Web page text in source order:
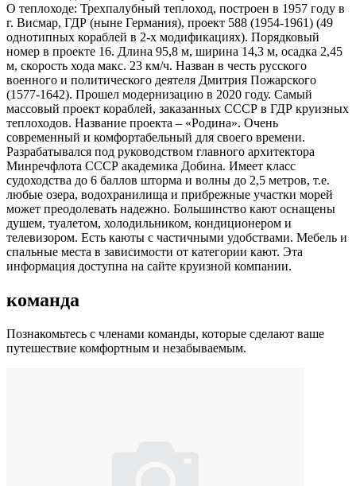
О теплоходе: Трехпалубный теплоход, построен в 1957 году в
г. Висмар, ГДР (ныне Германия), проект 588 (1954-1961) (49
однотипных кораблей в 2-х модификациях). Порядковый
номер в проекте 16. Длина 95,8 м, ширина 14,3 м, осадка 2,45
м, скорость хода макс. 23 км/ч. Назван в честь русского
военного и политического деятеля Дмитрия Пожарского
(1577-1642). Прошел модернизацию в 2020 году. Самый
массовый проект кораблей, заказанных СССР в ГДР круизных
теплоходов. Название проекта – «Родина». Очень
современный и комфортабельный для своего времени.
Разрабатывался под руководством главного архитектора
Минречфлота СССР академика Добина. Имеет класс
судоходства до 6 баллов шторма и волны до 2,5 метров, т.е.
любые озера, водохранилища и прибрежные участки морей
может преодолевать надежно. Большинство кают оснащены
душем, туалетом, холодильником, кондиционером и
телевизором. Есть каюты с частичными удобствами. Мебель и
спальные места в зависимости от категории кают. Эта
информация доступна на сайте круизной компании.
команда
Познакомьтесь с членами команды, которые сделают ваше
путешествие комфортным и незабываемым.